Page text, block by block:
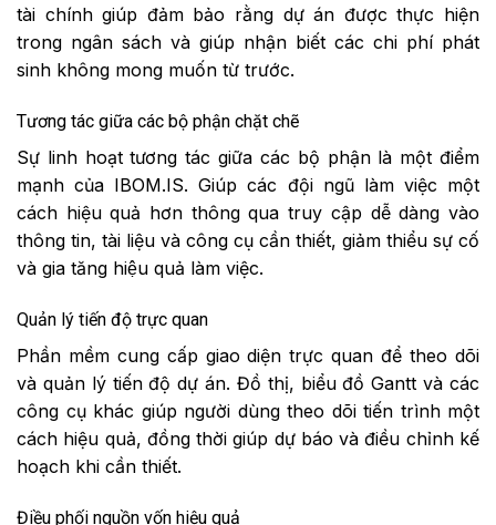
tài chính giúp đảm bảo rằng dự án được thực hiện
trong ngân sách và giúp nhận biết các chi phí phát
sinh không mong muốn từ trước.
Tương tác giữa các bộ phận chặt chẽ
Sự linh hoạt tương tác giữa các bộ phận là một điểm
mạnh của IBOM.IS. Giúp các đội ngũ làm việc một
cách hiệu quả hơn thông qua truy cập dễ dàng vào
thông tin, tài liệu và công cụ cần thiết, giảm thiểu sự cố
và gia tăng hiệu quả làm việc.
Quản lý tiến độ trực quan
Phần mềm cung cấp giao diện trực quan để theo dõi
và quản lý tiến độ dự án. Đồ thị, biểu đồ Gantt và các
công cụ khác giúp người dùng theo dõi tiến trình một
cách hiệu quả, đồng thời giúp dự báo và điều chỉnh kế
hoạch khi cần thiết.
Điều phối nguồn vốn hiệu quả